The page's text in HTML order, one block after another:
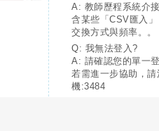
A: 教師歷程系統介
含某些「CSV匯入
交換方式與頻率。。
Q: 我無法登入?
A: 請確認您的單一
若需進一步協助，
機:3484